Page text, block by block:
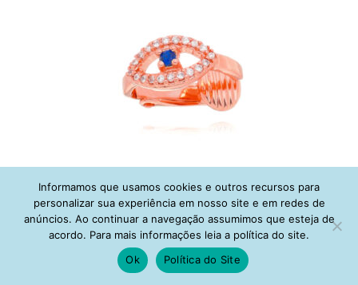
Piercing Olho Grego Cravejado Com 1 Zirconia Safira Prata 925 Banho
Ouro Rose (unitário)
153,00
Adicionar ao carrinho
Informamos que usamos cookies e outros recursos para
personalizar sua experiência em nosso site e em redes de
anúncios. Ao continuar a navegação assumimos que esteja de
acordo. Para mais informações leia a política do site.
Ok
Política do Site